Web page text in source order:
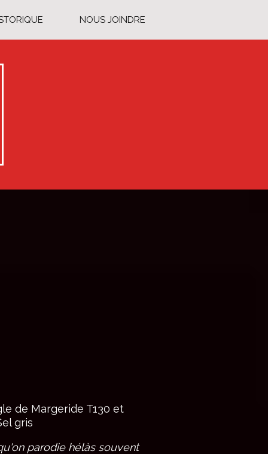
NOUS JOINDRE
de Margeride T130 et
gris
parodie hélàs souvent